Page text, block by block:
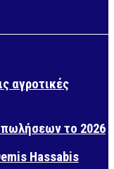
αγροτικές
πωλήσεων το 2026
Hassabis